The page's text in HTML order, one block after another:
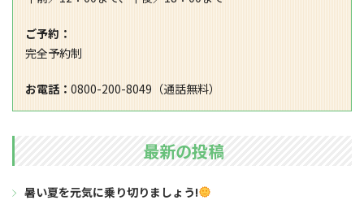
ご予約：
完全予約制
お電話： 0800-200-8049（通話無料）
最新の投稿
暑い夏を元気に乗り切りましょう!